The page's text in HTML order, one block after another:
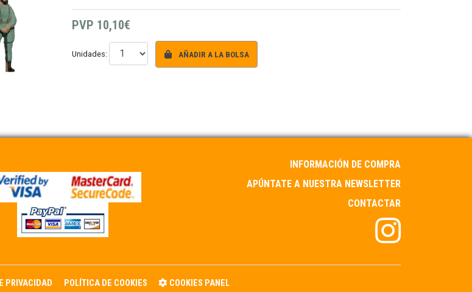
PVP 10,10€
Unidades: AÑADIR A LA BOLSA
INFORMACIÓN DE COMPRA
APÚNTATE A NUESTRA NEWSLETTER
CONTACTAR
PRIVACIDAD POLÍTICA DE COOKIES COOKIES PANEL